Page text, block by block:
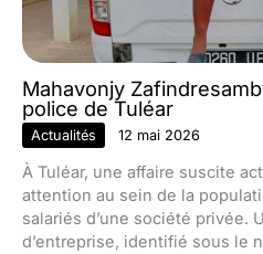
Mahavonjy
police de Tuléar
Actualités 12 mai 2026
À Tuléar, une affaire suscite
attention au sein de la
salariés d’une société privée.
d’entreprise, identifié sous le